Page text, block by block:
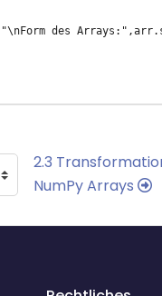
2.3
NumPy Arrays